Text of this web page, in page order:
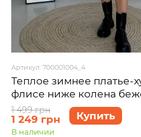
Артикул: 700001004_4
Теплое зимнее платье-
флисе ниже колена
Merlini Рошель
54-56 (4XL-5XL)
1 499 грн
1 249 грн Купить
В наличии